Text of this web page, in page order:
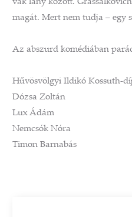
vak lány között.
magát. Mert nem tudja – egy
Az abszurd komédiában
Hűvösvölgyi Ildikó Kossuth-
Dózsa Zoltán
Lux Ádám
Nemcsók Nóra
Timon Barnabás